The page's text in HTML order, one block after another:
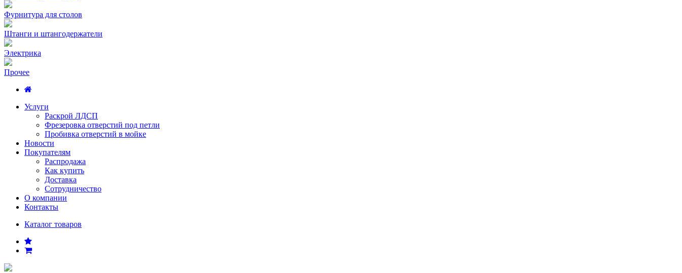
Фурнитура для столов
Штанги и штангодержатели
Электрика
Прочее
Услуги
Раскрой ЛДСП
Фрезеровка отверстий под петли
Пробивка отверстий в мойке
Новости
Покупателям
Распродажа
Как купить
Доставка
Сотрудничество
О компании
Контакты
Каталог товаров